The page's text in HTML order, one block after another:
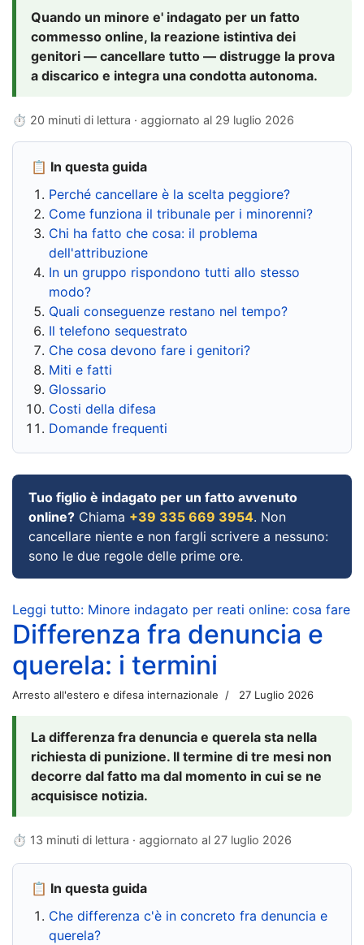
Quando un minore e' indagato per un fatto
commesso online, la reazione istintiva dei
genitori — cancellare tutto — distrugge la prova
a discarico e integra una condotta autonoma.
⏱ 20 minuti di lettura · aggiornato al 29 luglio 2026
📋 In questa guida
Perché cancellare è la scelta peggiore?
Come funziona il tribunale per i minorenni?
Chi ha fatto che cosa: il problema
dell'attribuzione
In un gruppo rispondono tutti allo stesso
modo?
Quali conseguenze restano nel tempo?
Il telefono sequestrato
Che cosa devono fare i genitori?
Miti e fatti
Glossario
Costi della difesa
Domande frequenti
Tuo figlio è indagato per un fatto avvenuto
online? Chiama +39 335 669 3954. Non
cancellare niente e non fargli scrivere a nessuno:
sono le due regole delle prime ore.
Leggi tutto: Minore indagato per reati online: cosa fare
Differenza fra denuncia e
querela: i termini
Arresto all'estero e difesa internazionale 27 Luglio 2026
La differenza fra denuncia e querela sta nella
richiesta di punizione. Il termine di tre mesi non
decorre dal fatto ma dal momento in cui se ne
acquisisce notizia.
⏱ 13 minuti di lettura · aggiornato al 27 luglio 2026
📋 In questa guida
Che differenza c'è in concreto fra denuncia e
querela?